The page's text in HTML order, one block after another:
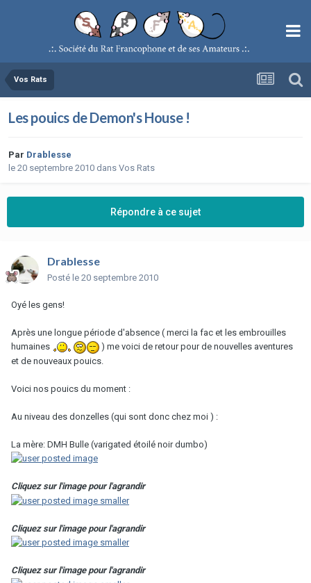
Vos Rats
Les pouics de Demon's House !
Par Drablesse
le 20 septembre 2010 dans Vos Rats
Répondre à ce sujet
Drablesse
Posté le 20 septembre 2010
Oyé les gens!
Après une longue période d'absence ( merci la fac et les embrouilles
humaines
) me voici de retour pour de nouvelles aventures
et de nouveaux pouics.
Voici nos pouics du moment :
Au niveau des donzelles (qui sont donc chez moi ) :
La mère: DMH Bulle (varigated étoilé noir dumbo)
Cliquez sur l'image pour l'agrandir
Cliquez sur l'image pour l'agrandir
Cliquez sur l'image pour l'agrandir